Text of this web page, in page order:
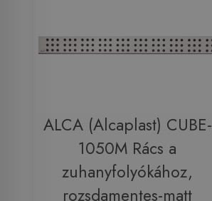
ALCA (Alcaplast) CUBE-
1050M Rács a
zuhanyfolyókához,
rozsdamentes-matt